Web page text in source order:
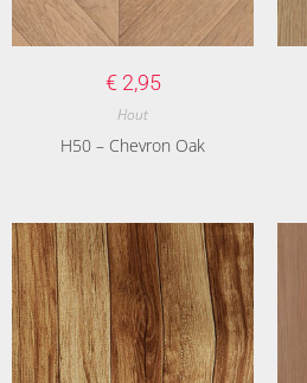
€ 2,95
Hout
H50 – Chevron Oak